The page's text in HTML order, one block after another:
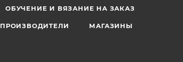
ОБУЧЕНИЕ И ВЯЗАНИЕ НА ЗАКАЗ
ПРОИЗВОДИТЕЛИ МАГАЗИНЫ